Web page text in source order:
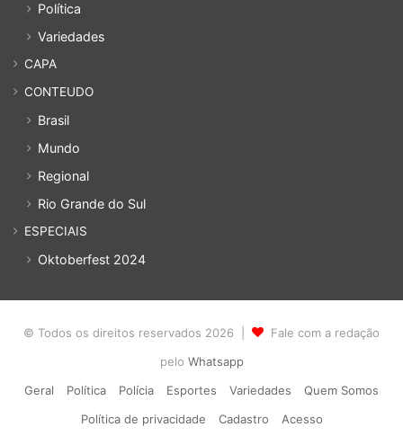
Política
Variedades
CAPA
CONTEUDO
Brasil
Mundo
Regional
Rio Grande do Sul
ESPECIAIS
Oktoberfest 2024
© Todos os direitos reservados 2026 |
Fale com a redação
pelo Whatsapp
Geral
Política Polícia Esportes Variedades
Quem Somos
Política de privacidade
Cadastro Acesso